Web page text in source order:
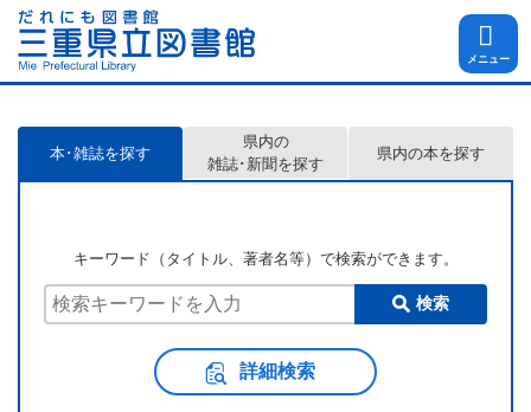
メニュー
本･雑誌を探す
県内の
雑誌･新聞を探す
県内の本を探す
キーワード（タイトル、著者名等）で検索ができます。
検索
詳細検索